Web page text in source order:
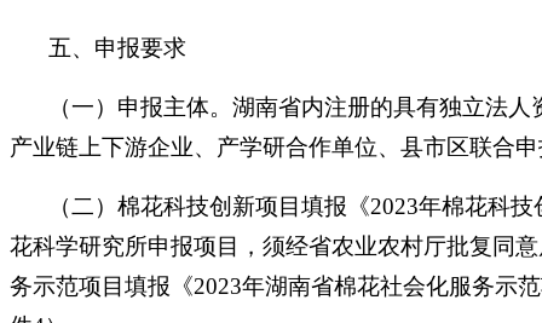
五、申报要求
（一）申报主体。湖南省内注册的具有独立法
产业链上下游企业、产学研合作单位、县市区联合
（二）棉花科技创新项目填报《2023年棉花科
花科学研究所申报项目，须经省农业农村厅批复同
务示范项目填报《2023年湖南省棉花社会化服务示